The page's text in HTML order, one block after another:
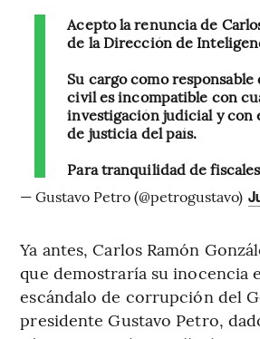
Acepto la renuncia de
de la Dirección de
Su cargo como
civil es incompatible con
investigación judicial y con
de justicia del país.
Para tranquilidad de
— Gustavo Petro (@petrogustavo)
Ya antes, Carlos Ramón
que demostraría su inocencia
escándalo de corrupción del
presidente Gustavo Petro,